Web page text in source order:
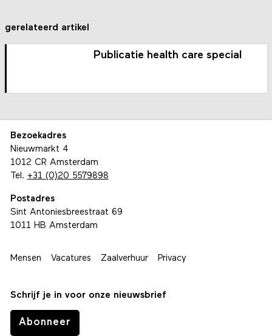
gerelateerd artikel
Publicatie health care special
Bezoekadres
Nieuwmarkt 4
1012 CR Amsterdam
Tel. +31 (0)20 5579898
Postadres
Sint Antoniesbreestraat 69
1011 HB Amsterdam
Mensen Vacatures Zaalverhuur Privacy
Schrijf je in voor onze nieuwsbrief
Abonneer